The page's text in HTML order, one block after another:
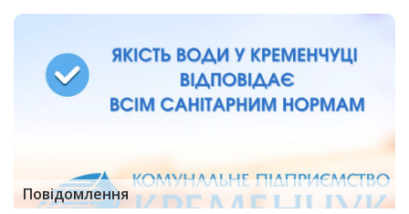
Повідомлення